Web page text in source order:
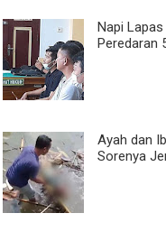
Napi
Peredaran
Ayah dan
Sorenya